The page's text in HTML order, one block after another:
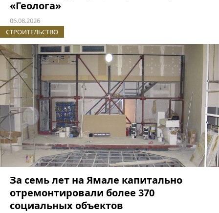
«Геолога»
06.08.2026
СТРОИТЕЛЬСТВО
За семь лет на Ямале капитально
отремонтировали более 370
социальных объектов